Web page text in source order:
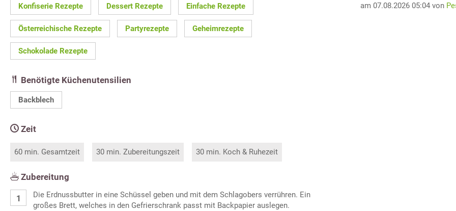
Konfiserie Rezepte Dessert Rezepte Einfache Rezepte
Österreichische Rezepte Partyrezepte Geheimrezepte
Schokolade Rezepte
Benötigte Küchenutensilien
Backblech
Zeit
60 min. Gesamtzeit 30 min. Zubereitungszeit 30 min. Koch & Ruhezeit
Zubereitung
Die Erdnussbutter in eine Schüssel geben und mit dem Schlagobers verrühren. Ein
großes Brett, welches in den Gefrierschrank passt mit Backpapier auslegen.
am 07.08.2026 05:04 von